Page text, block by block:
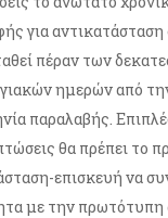
για αντικατάσταση
πέραν των
ημερών από
παραλαβής.
θα πρέπει το
επισκευή να
με την πρωτότυπη